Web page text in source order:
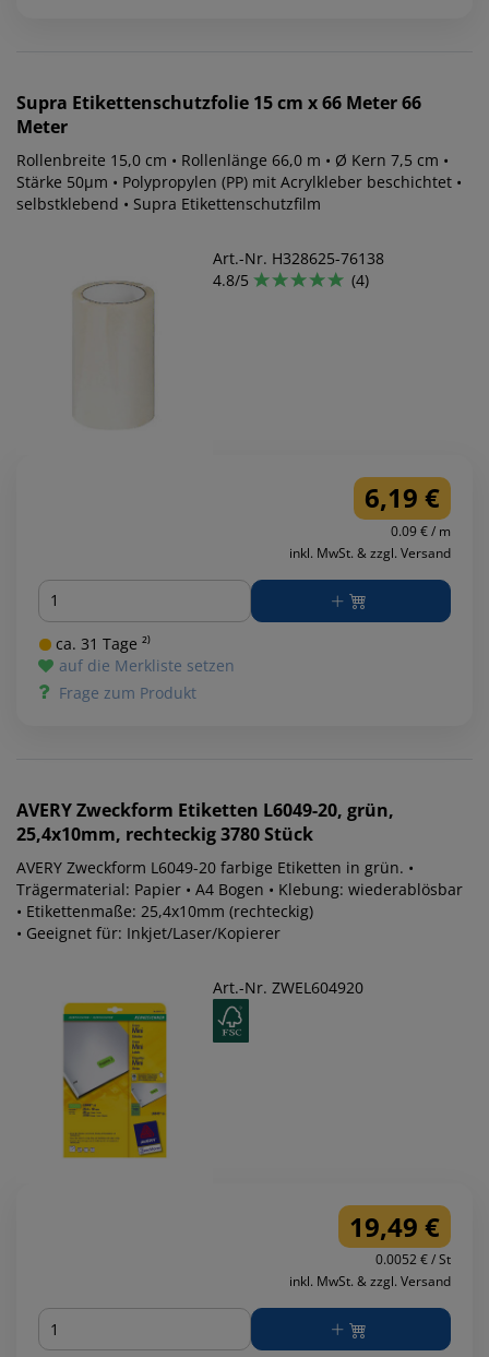
Supra Etikettenschutzfolie 15 cm x 66 Meter 66
Meter
Rollenbreite 15,0 cm • Rollenlänge 66,0 m • Ø Kern 7,5 cm •
Stärke 50µm • Polypropylen (PP) mit Acrylkleber beschichtet •
selbstklebend • Supra Etikettenschutzfilm
Art.-Nr. H328625-76138
4.8/5
(4)
6,19 €
0.09 € / m
inkl. MwSt. & zzgl. Versand
Menge
ca. 31 Tage ²⁾
auf die Merkliste setzen
Frage zum Produkt
AVERY Zweckform Etiketten L6049-20, grün,
25,4x10mm, rechteckig 3780 Stück
AVERY Zweckform L6049-20 farbige Etiketten in grün. •
Trägermaterial: Papier • A4 Bogen • Klebung: wiederablösbar
• Etikettenmaße: 25,4x10mm (rechteckig)
• Geeignet für: Inkjet/Laser/Kopierer
Art.-Nr. ZWEL604920
19,49 €
0.0052 € / St
inkl. MwSt. & zzgl. Versand
Menge